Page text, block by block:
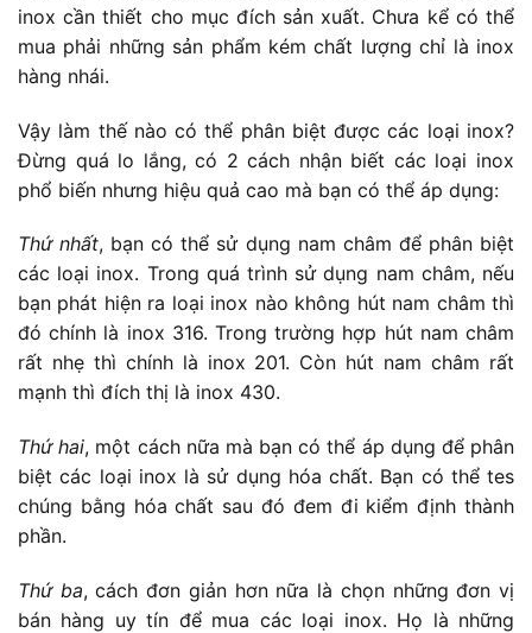
inox cần thiết cho mục đích sản xuất. Chưa kể có thể
mua phải những sản phẩm kém chất lượng chỉ là inox
hàng nhái.
Vậy làm thế nào có thể phân biệt được các loại inox?
Đừng quá lo lắng, có 2 cách nhận biết các loại inox
phổ biến nhưng hiệu quả cao mà bạn có thể áp dụng:
Thứ nhất, bạn có thể sử dụng nam châm để phân biệt
các loại inox. Trong quá trình sử dụng nam châm, nếu
bạn phát hiện ra loại inox nào không hút nam châm thì
đó chính là inox 316. Trong trường hợp hút nam châm
rất nhẹ thì chính là inox 201. Còn hút nam châm rất
mạnh thì đích thị là inox 430.
Thứ hai, một cách nữa mà bạn có thể áp dụng để phân
biệt các loại inox là sử dụng hóa chất. Bạn có thể tes
chúng bằng hóa chất sau đó đem đi kiểm định thành
phần.
Thứ ba, cách đơn giản hơn nữa là chọn những đơn vị
bán hàng uy tín để mua các loại inox. Họ là những